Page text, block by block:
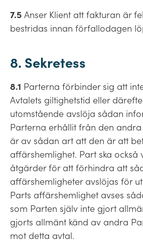
7.5 Anser Klient att fakturan är
bestridas innan förfallodagen
8. Sekretess
8.1 Parterna förbinder sig att
Avtalets giltighetstid eller
utomstående avslöja sådan
Parterna erhållit från den
är av sådan art att den är att
affärshemlighet. Part ska
åtgärder för att förhindra att
affärshemligheter avslöjas för
Parts affärshemlighet avses
som Parten själv inte gjort
gjorts allmänt känd av andra
mot detta avtal.